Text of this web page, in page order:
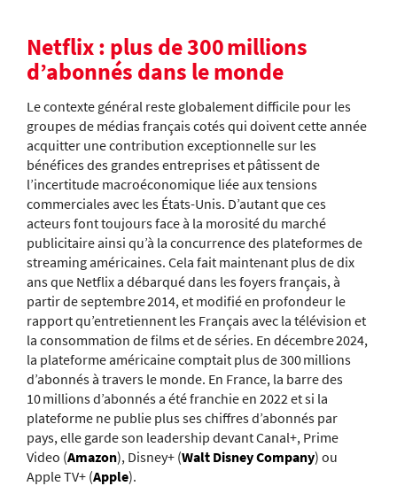
Netflix : plus de 300 millions
d’abonnés dans le monde
Le contexte général reste globalement difficile pour les
groupes de médias français cotés qui doivent cette année
acquitter une contribution exceptionnelle sur les
bénéfices des grandes entreprises et pâtissent de
l’incertitude macroéconomique liée aux tensions
commerciales avec les États-Unis. D’autant que ces
acteurs font toujours face à la morosité du marché
publicitaire ainsi qu’à la concurrence des plateformes de
streaming américaines. Cela fait maintenant plus de dix
ans que Netflix a débarqué dans les foyers français, à
partir de septembre 2014, et modifié en profondeur le
rapport qu’entretiennent les Français avec la télévision et
la consommation de films et de séries. En décembre 2024,
la plateforme américaine comptait plus de 300 millions
d’abonnés à travers le monde. En France, la barre des
10 millions d’abonnés a été franchie en 2022 et si la
plateforme ne publie plus ses chiffres d’abonnés par
pays, elle garde son leadership devant Canal+, Prime
Video (Amazon), Disney+ (Walt Disney Company) ou
Apple TV+ (Apple).